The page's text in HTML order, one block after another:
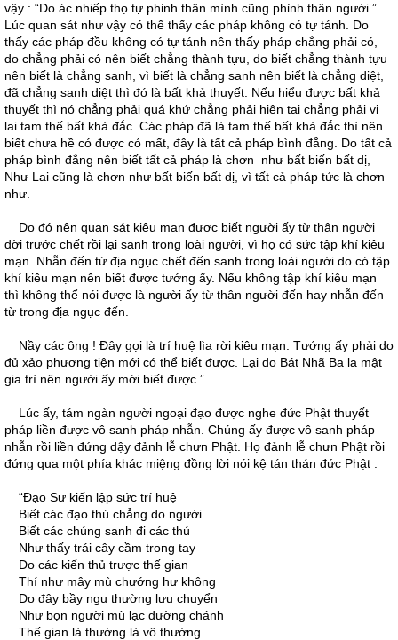
vậy : “Do ác nhiếp thọ tự phỉnh thân mình cũng phỉnh thân người ”.
Lúc quan sát như vậy có thể thấy các pháp không có tự tánh. Do
thấy các pháp đều không có tự tánh nên thấy pháp chẳng phải có,
do chẳng phải có nên biết chẳng thành tựu, do biết chẳng thành tựu
nên biết là chẳng sanh, vì biết là chẳng sanh nên biết là chẳng diệt,
đã chẳng sanh diệt thì đó là bất khả thuyết. Nếu hiểu được bất khả
thuyết thì nó chẳng phải quá khứ chẳng phải hiện tại chẳng phải vị
lai tam thế bất khả đắc. Các pháp đã là tam thế bất khả đắc thì nên
biết chưa hề có được có mất, đây là tất cả pháp bình đẳng. Do tất cả
pháp bình đẳng nên biết tất cả pháp là chơn như bất biến bất dị,
Như Lai cũng là chơn như bất biến bất dị, vì tất cả pháp tức là chơn
như.
Do đó nên quan sát kiêu mạn được biết người ấy từ thân người
đời trước chết rồi lại sanh trong loài người, vì họ có sức tập khí kiêu
mạn. Nhẫn đến từ địa ngục chết đến sanh trong loài người do có tập
khí kiêu mạn nên biết được tướng ấy. Nếu không tập khí kiêu mạn
thì không thể nói được là người ấy từ thân người đến hay nhẫn đến
từ trong địa ngục đến.
Nầy các ông ! Ðây gọi là trí huệ lìa rời kiêu mạn. Tướng ấy phải do
đủ xảo phương tiện mới có thể biết được. Lại do Bát Nhã Ba la mật
gia trì nên người ấy mới biết được ”.
Lúc ấy, tám ngàn người ngoại đạo được nghe đức Phật thuyết
pháp liền được vô sanh pháp nhẫn. Chúng ấy được vô sanh pháp
nhẫn rồi liền đứng dậy đảnh lễ chưn Phật. Họ đảnh lễ chưn Phật rồi
đứng qua một phía khác miệng đồng lời nói kệ tán thán đức Phật :
“Ðạo Sư kiến lập sức trí huệ
Biết các đạo thú chẳng do người
Biết các chúng sanh đi các thú
Như thấy trái cây cầm trong tay
Do các kiến thủ trược thế gian
Thí như mây mù chướng hư không
Do đây bầy ngu thường lưu chuyển
Như bọn người mù lạc đường chánh
Thế gian là thường là vô thường